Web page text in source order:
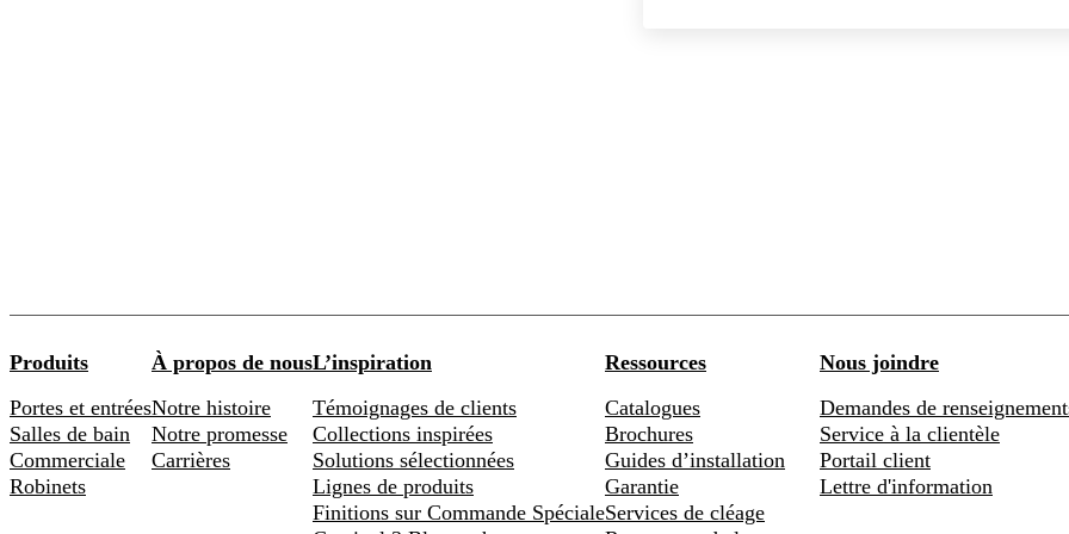
Produits
Portes et entrées
Salles de bain
Commerciale
Robinets
À propos de nous
Notre histoire
Notre promesse
Carrières
L’inspiration
Témoignages de clients
Collections inspirées
Solutions sélectionnées
Lignes de produits
Finitions sur Commande Spéciale
Ressources
Catalogues
Brochures
Guides d’installation
Garantie
Services de cléage
Nous joindre
Demandes de
Service à la clientèle
Portail client
Lettre d'information